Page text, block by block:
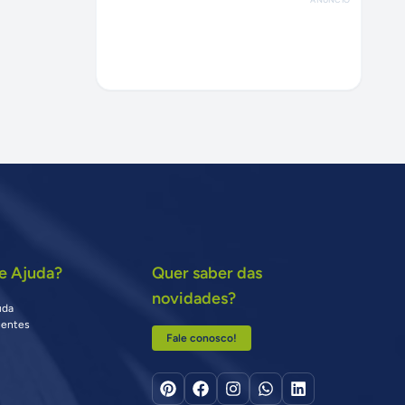
Ajuda?
Quer saber das
novidades?
Fale conosco!